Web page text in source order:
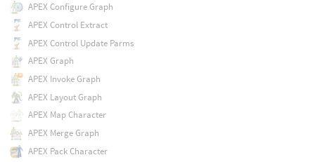
APEX Configure Graph
APEX Control Extract
APEX Control Update Parms
APEX Graph
APEX Invoke Graph
APEX Layout Graph
APEX Map Character
APEX Merge Graph
APEX Pack Character